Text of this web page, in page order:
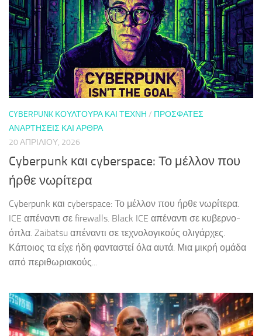
CYBERPUNK ΚΟΥΛΤΟΎΡΑ ΚΑΙ ΤΈΧΝΗ / ΠΡΌΣΦΑΤΕΣ
ΑΝΑΡΤΉΣΕΙΣ ΚΑΙ ΆΡΘΡΑ
20 ΑΠΡΙΛΊΟΥ, 2026
Cyberpunk και cyberspace: Το μέλλον που
ήρθε νωρίτερα
Cyberpunk και cyberspace: Το μέλλον που ήρθε νωρίτερα.
ICE απέναντι σε firewalls. Black ICE απέναντι σε κυβερνο-
όπλα. Zaibatsu απέναντι σε τεχνολογικούς ολιγάρχες.
Κάποιος τα είχε ήδη φανταστεί όλα αυτά. Μια μικρή ομάδα
από περιθωριακούς...